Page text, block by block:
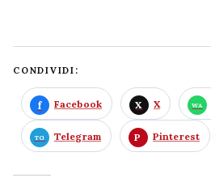
CONDIVIDI:
Facebook X
Telegram Pinterest